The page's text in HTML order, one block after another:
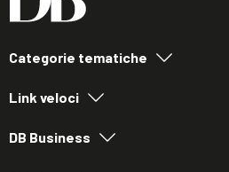
Categorie tematiche
Link veloci
DB Business